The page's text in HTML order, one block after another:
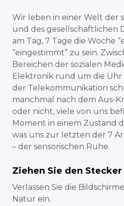
Wir leben in einer Welt der
und des gesellschaftlichen
am Tag, 7 Tage die Woche
“eingestimmt” zu sein.
Bereichen der sozialen
Elektronik rund um die
der Telekommunikation
manchmal nach dem Aus-
oder nicht, viele von uns
Moment in einem Zustand
was uns zur letzten der 7
– der sensorischen Ruhe.
Ziehen Sie den Stecker
Verlassen Sie die
Natur ein.